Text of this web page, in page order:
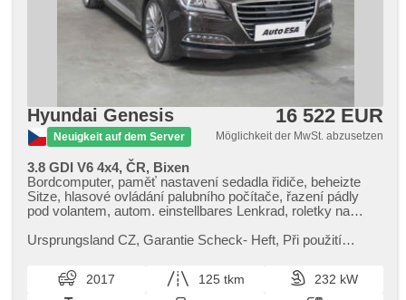
Hyundai Genesis
Neuigkeit auf dem Server
16 522 EUR
Möglichkeit der MwSt. abzusetzen
3.8 GDI V6 4x4, ČR, Bixen
Bordcomputer, paměť nastavení sedadla řidiče, beheizte
Sitze, hlasové ovládání palubního počítače, řazení pádly
pod volantem, autom. einstellbares Lenkrad, roletky na
osvětlení interiéru, El. einstellbare Sitze, El. Seitenscheiben,
Multifunktionslenkrad, USB, Adaptive
Geschwindigkeitsregelung, Getönte Scheiben, Bi Xenon-
Ursprungsland CZ,​ Garantie Scheck​- Heft,​ Při použití
denně (včetně víke...
2017 125 tkm
232 kW